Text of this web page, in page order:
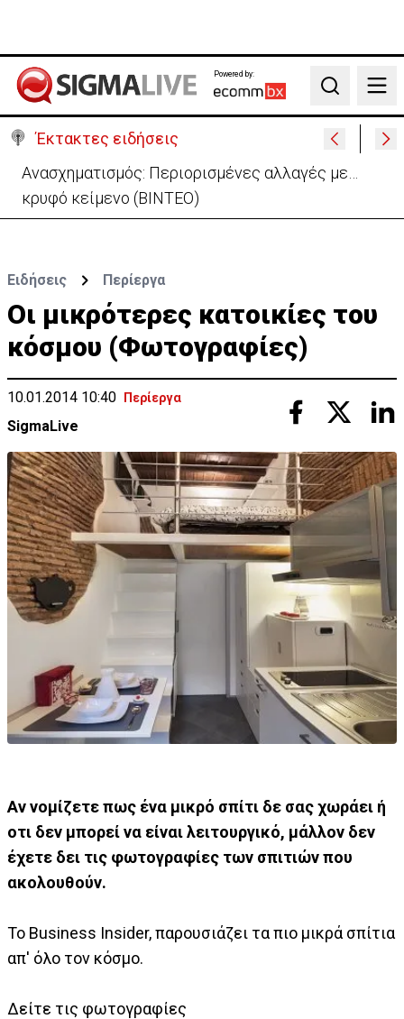
Powered by:
Search
Έκτακτες ειδήσεις
Ανασχηματισμός: Περιορισμένες αλλαγές με…
κρυφό κείμενο (ΒΙΝΤΕΟ)
Ειδήσεις Περίεργα
Οι μικρότερες κατοικίες του
κόσμου (Φωτογραφίες)
10.01.2014 10:40 Περίεργα
SigmaLive
Αν νομίζετε πως ένα μικρό σπίτι δε σας χωράει ή
οτι δεν μπορεί να είναι λειτουργικό, μάλλον δεν
έχετε δει τις φωτογραφίες των σπιτιών που
ακολουθούν.
Το Business Insider, παρουσιάζει τα πιο μικρά σπίτια
απ' όλο τον κόσμο.
Δείτε τις φωτογραφίες